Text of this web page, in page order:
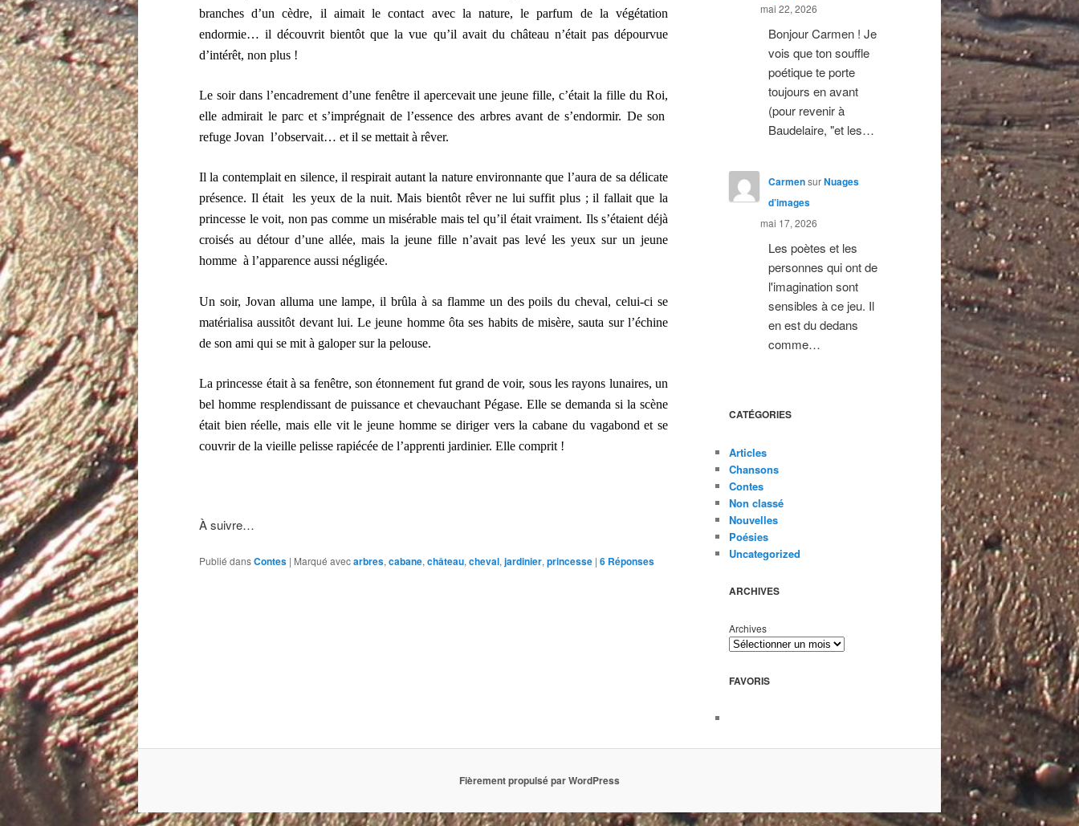
branches d’un cèdre, il aimait le contact avec la nature, le parfum de la végétation
endormie… il découvrit bientôt que la vue qu’il avait du château n’était pas dépourvue
d’intérêt, non plus !
Le soir dans l’encadrement d’une fenêtre il apercevait une jeune fille, c’était la fille du Roi,
elle admirait le parc et s’imprégnait de l’essence des arbres avant de s’endormir. De son
refuge Jovan l’observait… et il se mettait à rêver.
Il la contemplait en silence, il respirait autant la nature environnante que l’aura de sa délicate
présence. Il était les yeux de la nuit. Mais bientôt rêver ne lui suffit plus ; il fallait que la
princesse le voit, non pas comme un misérable mais tel qu’il était vraiment. Ils s’étaient déjà
croisés au détour d’une allée, mais la jeune fille n’avait pas levé les yeux sur un jeune
homme à l’apparence aussi négligée.
Un soir, Jovan alluma une lampe, il brûla à sa flamme un des poils du cheval, celui-ci se
matérialisa aussitôt devant lui. Le jeune homme ôta ses habits de misère, sauta sur l’échine
de son ami qui se mit à galoper sur la pelouse.
La princesse était à sa fenêtre, son étonnement fut grand de voir, sous les rayons lunaires, un
bel homme resplendissant de puissance et chevauchant Pégase. Elle se demanda si la scène
était bien réelle, mais elle vit le jeune homme se diriger vers la cabane du vagabond et se
couvrir de la vieille pelisse rapiécée de l’apprenti jardinier. Elle comprit !
À suivre…
Publié dansContes | Marqué avecarbres, cabane, château, cheval, jardinier, princesse | 6 Réponses
mai 22, 2026
Bonjour Carmen ! Je
vois que ton souffle
poétique te porte
toujours en avant
(pour revenir à
Baudelaire, "et les…
CarmensurNuages
d’images
mai 17, 2026
Les poètes et les
personnes qui ont de
l'imagination sont
sensibles à ce jeu. Il
en est du dedans
comme…
CATÉGORIES
Articles
Chansons
Contes
Non classé
Nouvelles
Poésies
Uncategorized
ARCHIVES
Archives
FAVORIS
Fièrement propulsé par WordPress